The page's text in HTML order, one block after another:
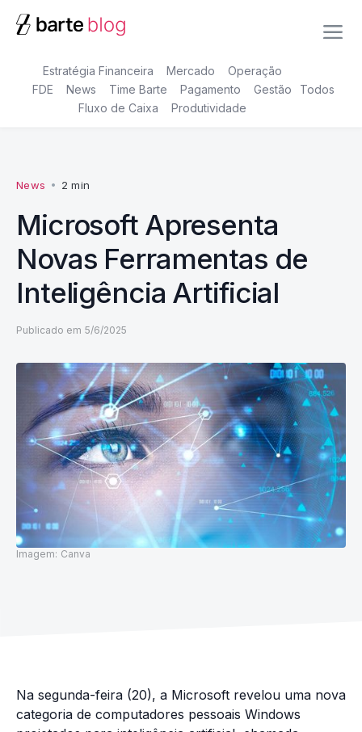
Estratégia Financeira Mercado
Operação
FDE
News Time Barte Pagamento
Gestão
Fluxo de Caixa
Produtividade
Todos
News • 2 min
Microsoft Apresenta
Novas Ferramentas de
Inteligência Artificial
Publicado em 5/6/2025
Imagem: Canva
Na segunda-feira (20), a Microsoft revelou uma nova
categoria de computadores pessoais Windows